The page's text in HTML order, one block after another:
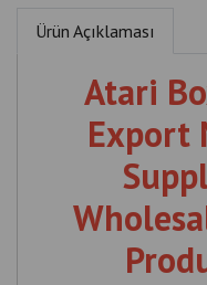
Ürün Açıklaması
Atari
Export